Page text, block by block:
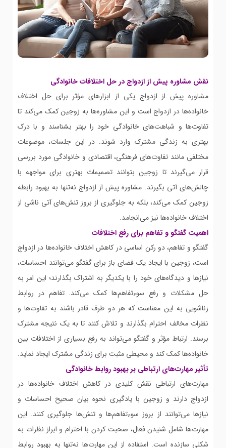
نقش مشاوره پیش از ازدواج در حل اختلافات خانوادگی
مشاوره پیش از ازدواج یکی از ابزارهای مؤثر برای حل اختلاف
خانواده‌ها در ازدواج است و این مشاوره‌ها به زوجین کمک می‌کند تا
تفاوت‌ها و شباهت‌های خانوادگی خود را بهتر بشناسند و با درک
بهتری به زندگی مشترک وارد شوند. در این جلسات، موضوعات
مختلفی مانند تفاوت‌های فرهنگی، اقتصادی و خانوادگی مورد بررسی
قرار می‌گیرند تا زوجین بتوانند تصمیمات بهتری برای مواجهه با
چالش‌های آتی بگیرند. مشاوره پیش از ازدواج نه‌تنها به بهبود رابطه
زوجین کمک می‌کند، بلکه به جلوگیری از بروز تنش‌های آتی ناشی از
اختلاف خانواده‌ها نیز می‌انجامد.
اهمیت گفتگو و تفاهم برای رفع اختلافات
گفتگو و تفاهم، دو رکن اساسی در کاهش اختلاف خانواده‌ها در ازدواج
است، زوجین با ایجاد یک فضای باز برای گفتگو می‌توانند احساسات،
نیازها و دیدگاه‌های خود را با یکدیگر به اشتراک بگذارند؛ این امر به
حل مشکلات و رفع سوءتفاهم‌ها کمک می‌کند. تفاهم در روابط
زناشویی به این معناست که هر دو طرف قادر باشند به تفاوت‌ها و
نظرات مخالف احترام بگذارند و تلاش کنند تا به یک نتیجه مشترک
برسند. ارتباط مؤثر و گفتگو می‌تواند به رفع بسیاری از اختلافات بین
خانواده‌ها کمک کند و محیطی مثبت برای زندگی مشترک ایجاد نماید.
تأثیر مهارت‌های ارتباطی بر بهبود روابط خانوادگی
مهارت‌های ارتباطی نقش کلیدی در کاهش اختلاف خانواده‌ها در
ازدواج دارند و زوجین با یادگیری نحوه بیان صحیح احساسات و
نیازها می‌توانند از بروز سوءتفاهم‌ها و تنش‌ها جلوگیری کنند. این
مهارت‌ها شامل شنیدن فعال، صحبت کردن با احترام و ابراز نظرات به
شکلی سازنده است. استفاده از این مهارت‌ها نه‌تنها به بهبود روابط